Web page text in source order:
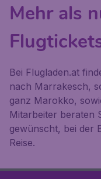
Mehr als
Bei Flugladen.at
nach Marrakesch,
ganz Marokko,
Mitarbeiter beraten
gewünscht, bei der
Reise.